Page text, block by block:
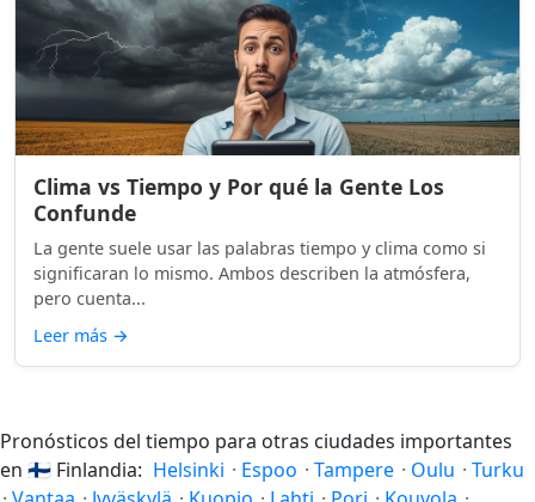
Clima vs Tiempo y Por qué la Gente Los
Confunde
La gente suele usar las palabras tiempo y clima como si
significaran lo mismo. Ambos describen la atmósfera,
pero cuenta...
Leer más →
Pronósticos del tiempo para otras ciudades importantes
en 🇫🇮 Finlandia: Helsinki · Espoo · Tampere · Oulu · Turku